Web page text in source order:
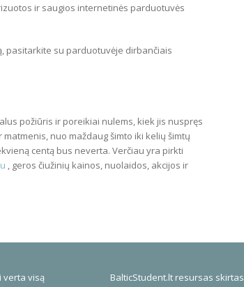
ir saugios internetinės parduotuvės
pasitarkite su parduotuvėje dirbančiais
požiūris ir poreikiai nulems, kiek jis nuspręs
nuo maždaug šimto iki kelių šimtų
centą bus neverta. Verčiau yra pirkti
, geros čiužinių kainos, nuolaidos, akcijos ir
verta visą
BalticStudent.lt resursas skirtas